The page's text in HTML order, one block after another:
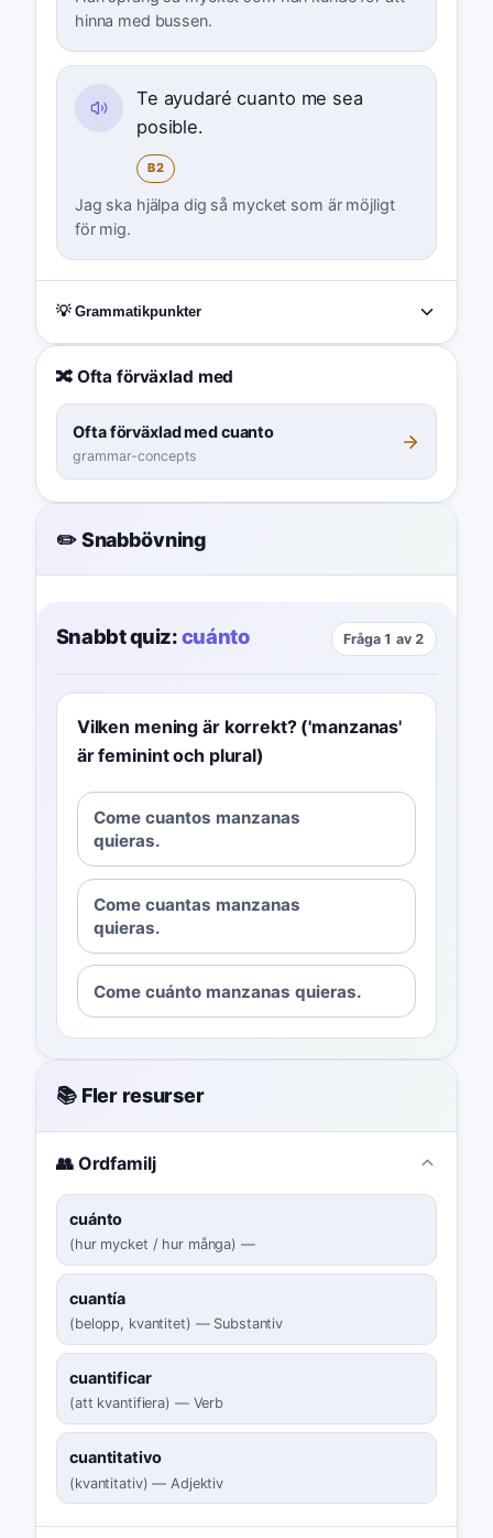
hinna med bussen.
Te ayudaré cuanto me sea
posible.
B2
Jag ska hjälpa dig så mycket som är möjligt
för mig.
💡 Grammatikpunkter
🔀 Ofta förväxlad med
Ofta förväxlad med cuanto
grammar-concepts
✏️ Snabbövning
Snabbt quiz:cuánto Fråga 1 av 2
Vilken mening är korrekt? ('manzanas'
är feminint och plural)
Come cuantos manzanas
quieras.
Come cuantas manzanas
quieras.
Come cuánto manzanas quieras.
📚 Fler resurser
👥 Ordfamilj
cuánto
(hur mycket / hur många) —
cuantía
(belopp, kvantitet) — Substantiv
cuantificar
(att kvantifiera) — Verb
cuantitativo
(kvantitativ) — Adjektiv